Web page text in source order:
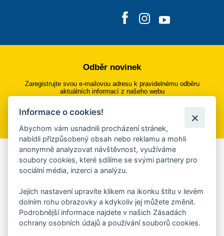
Odběr novinek
Zaregistrujte svou e-mailovou adresu k pravidelnému odběru
aktuálních informací z našeho webu
Přihlásit se k odběru
Aplikace Mobilní rozhlas
Chcete dostávat do svého mobilu či mailu upozornění na
ankety, pozvánky na kulturní a sportovní akce?
Více informací o aplikaci
Informace o cookies!
Abychom vám usnadnili procházení stránek,
nabídli přizpůsobený obsah nebo reklamu a mohli
anonymně analyzovat návštěvnost, využíváme
soubory cookies, které sdílíme se svými partnery pro
sociální média, inzerci a analýzu.
Jejich nastavení upravíte klikem na ikonku štítu v levém
dolním rohu obrazovky a kdykoliv jej můžete změnit.
Podrobnější informace najdete v našich Zásadách
ochrany osobních údajů a používání souborů cookies.